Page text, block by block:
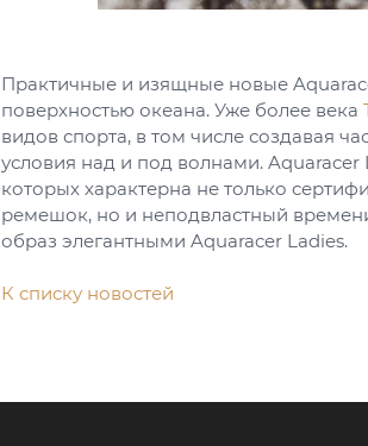
Практичные и изящные новые
поверхностью океана. Уже более века
видов спорта, в том числе создавая
условия над и под волнами.
которых характерна не только
ремешок, но и неподвластный
образ элегантными Aquaracer Ladies.
К списку новостей